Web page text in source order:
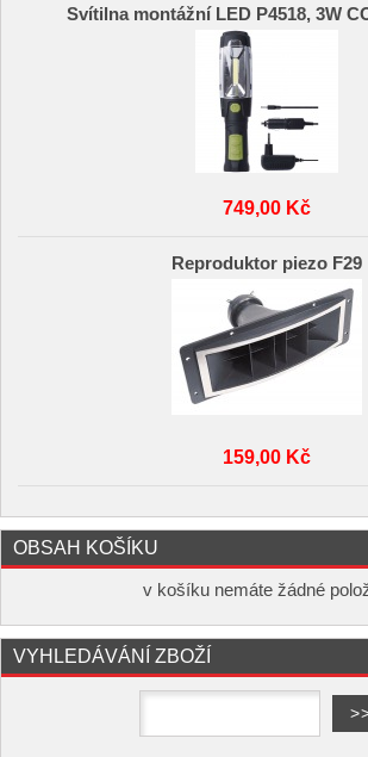
Svítilna montážní LED P4518, 3W
749,00 Kč
Reproduktor piezo F29
159,00 Kč
OBSAH KOŠÍKU
v košíku nemáte žádné
VYHLEDÁVÁNÍ ZBOŽÍ